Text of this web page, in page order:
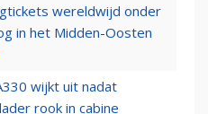
wereldwijd onder
in het Midden-Oosten
wijkt uit nadat
rook in cabine